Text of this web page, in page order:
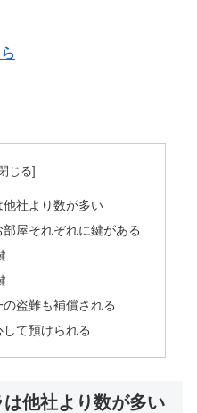
社より数が多い
屋それぞれに鍵がある
盗難も補償される
て預けられる
他社より数が多い